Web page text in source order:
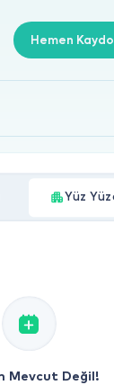
Hemen
Yüz
Mevcut Değil!